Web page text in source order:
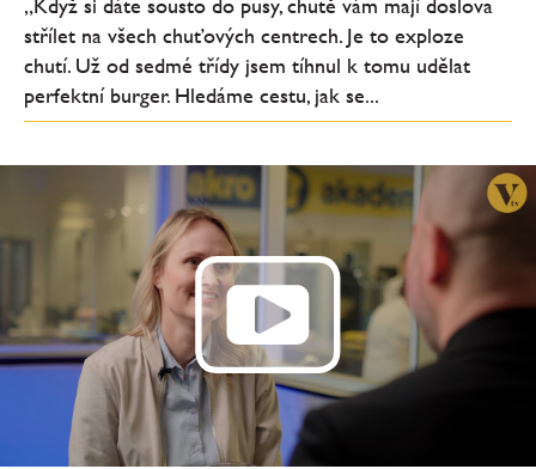
„Když si dáte sousto do pusy, chutě vám mají doslova
střílet na všech chuťových centrech. Je to exploze
chutí. Už od sedmé třídy jsem tíhnul k tomu udělat
perfektní burger. Hledáme cestu, jak se...